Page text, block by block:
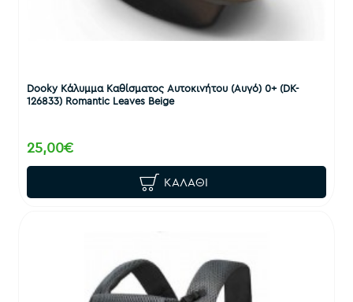
Dooky Κάλυμμα Καθίσματος Αυτοκινήτου (Αυγό) 0+ (DK-
126833) Romantic Leaves Beige
25,00€
ΚΑΛΆΘΙ